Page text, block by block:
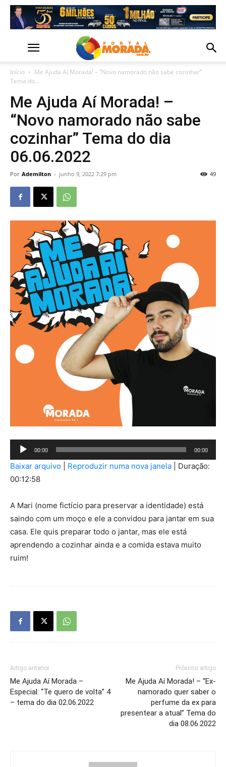
Início
Me Ajuda Aí Morada! – “Novo namorado não sabe cozinhar”
Tema do...
Me Ajuda Aí Morada! –
“Novo namorado não sabe
cozinhar” Tema do dia
06.06.2022
Por Ademilton - junho 9, 2022 7:29 pm 49
Tocador
de
áudio
00:00 00:00
Baixar arquivo Reproduzir numa nova janela
Duração:
00:12:58
A Mari (nome fictício para preservar a identidade) está
saindo com um moço e ele a convidou para jantar em sua
casa. Ele quis preparar todo o jantar, mas ele está
aprendendo a cozinhar ainda e a comida estava muito
ruim!
Artigo anterior
Me Ajuda Aí Morada –
Especial: “Te quero de volta” 4
– tema do dia 02.06.2022
Próximo artigo
Me Ajuda Aí Morada! – “Ex-
namorado quer saber o
perfume da ex para
presentear a atual” Tema do
dia 08.06.2022